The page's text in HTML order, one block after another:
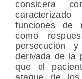
considera
funciones de
como
persecución
derivada de la
que el
ataque de